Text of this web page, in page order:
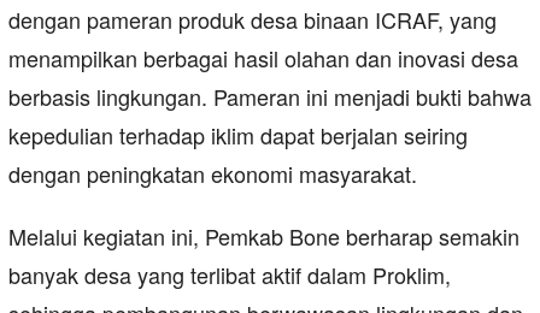
dengan pameran produk desa binaan ICRAF, yang
menampilkan berbagai hasil olahan dan inovasi desa
berbasis lingkungan. Pameran ini menjadi bukti bahwa
kepedulian terhadap iklim dapat berjalan seiring
dengan peningkatan ekonomi masyarakat.
Melalui kegiatan ini, Pemkab Bone berharap semakin
banyak desa yang terlibat aktif dalam Proklim,